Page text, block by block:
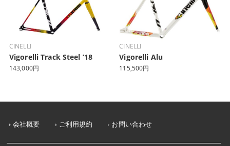
CINELLI
Vigorelli Track Steel ’18
143,000円
CINELLI
Vigorelli Alu
115,500円
会社概要 ご利用規約 お問い合わせ